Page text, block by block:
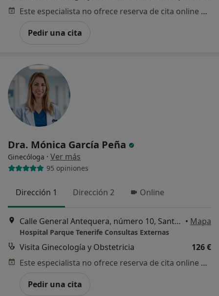
Este especialista no ofrece reserva de cita online en esta dirección.
Pedir una cita
Dra. Mónica García Peña
Ginecóloga · Ver más
95 opiniones
Dirección 1 Dirección 2 Online
Calle General Antequera, número 10, Santa Cruz de Tenerife • Mapa
Hospital Parque Tenerife Consultas Externas
Visita Ginecología y Obstetricia
126 €
Este especialista no ofrece reserva de cita online en esta dirección.
Pedir una cita